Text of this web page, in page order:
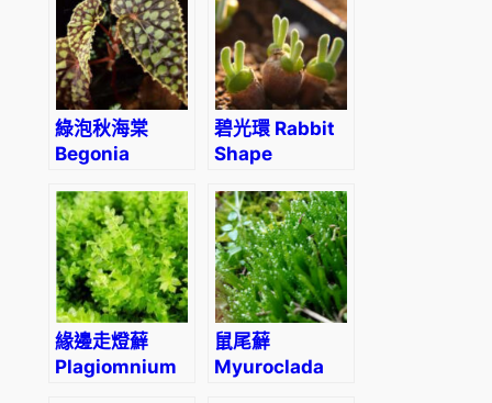
綠泡秋海棠
Begonia
Red Form
碧光環 Rabbit
Shape
obconica)
緣邊走燈蘚
Plagiomnium
鼠尾蘚
Myuroclada